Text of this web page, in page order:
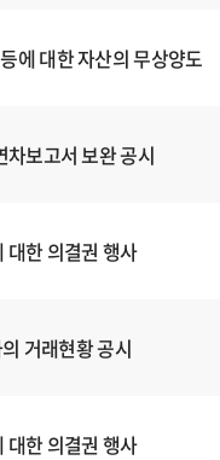
에 대한 자산의 무상양도
차보고서 보완 공시
대한 의결권 행사
거래현황 공시
대한 의결권 행사